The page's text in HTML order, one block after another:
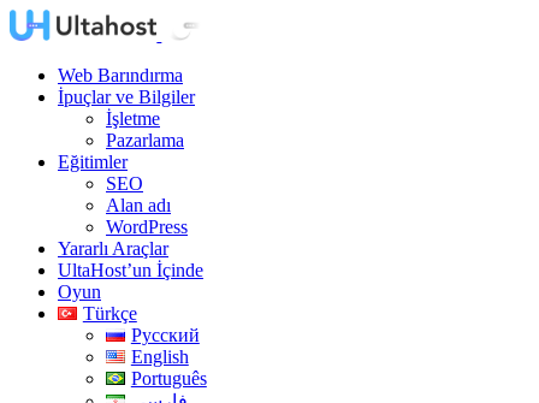
Web Barındırma
İpuçlar ve Bilgiler
İşletme
Pazarlama
Eğitimler
SEO
Alan adı
WordPress
Yararlı Araçlar
UltaHost’un İçinde
Oyun
Türkçe
Русский
English
Português